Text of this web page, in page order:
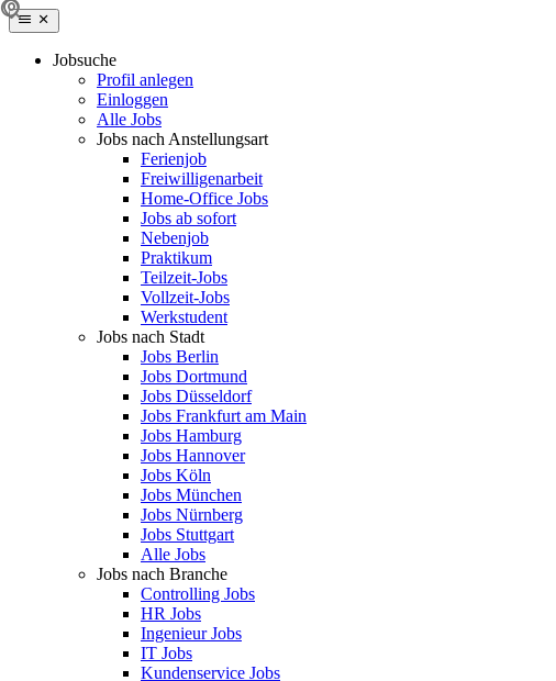
Jobsuche
Profil anlegen
Einloggen
Alle Jobs
Jobs nach Anstellungsart
Ferienjob
Freiwilligenarbeit
Home-Office Jobs
Jobs ab sofort
Nebenjob
Praktikum
Teilzeit-Jobs
Vollzeit-Jobs
Werkstudent
Jobs nach Stadt
Jobs Berlin
Jobs Dortmund
Jobs Düsseldorf
Jobs Frankfurt am Main
Jobs Hamburg
Jobs Hannover
Jobs Köln
Jobs München
Jobs Nürnberg
Jobs Stuttgart
Alle Jobs
Jobs nach Branche
Controlling Jobs
HR Jobs
Ingenieur Jobs
IT Jobs
Kundenservice Jobs